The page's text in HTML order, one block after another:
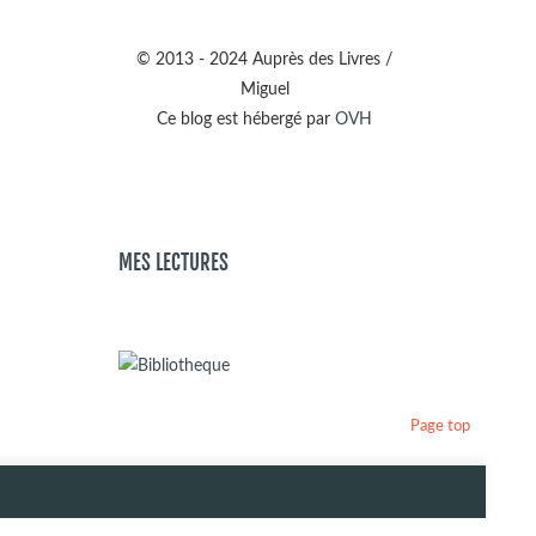
© 2013 - 2024 Auprès des Livres /
Miguel
Ce blog est hébergé parOVH
MES LECTURES
Page top